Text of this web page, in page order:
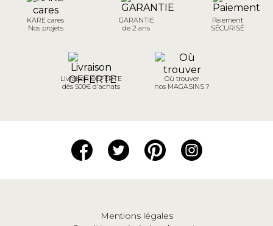
KARE cares
Nos projets
GARANTIE
de 2 ans
Paiement
SÉCURISÉ
Livraison OFFERTE
dès 500€ d'achats
Où trouver
nos MAGASINS ?
Mentions légales